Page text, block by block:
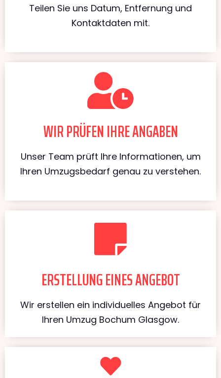
Teilen Sie uns Datum, Entfernung und
Kontaktdaten mit.
WIR PRÜFEN IHRE ANGABEN
Unser Team prüft Ihre Informationen, um
Ihren Umzugsbedarf genau zu verstehen.
ERSTELLUNG EINES ANGEBOT
Wir erstellen ein individuelles Angebot für
Ihren Umzug Bochum Glasgow.